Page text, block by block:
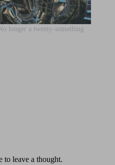
longer a twenty-something
to leave a thought.